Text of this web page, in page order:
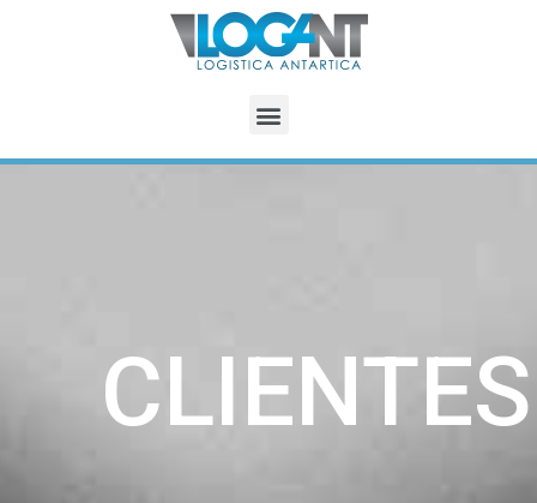
CLIENTES